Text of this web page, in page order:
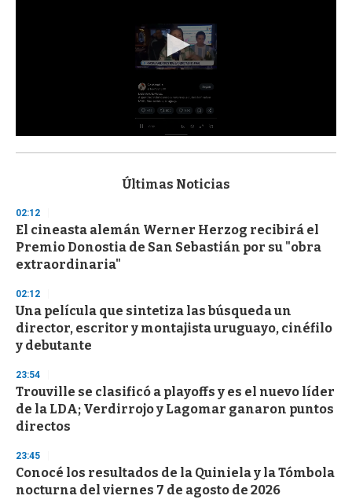
s
d
s
o
f
3
s
e
c
o
n
d
s
Últimas Noticias
02:12
El cineasta alemán Werner Herzog recibirá el
Premio Donostia de San Sebastián por su "obra
extraordinaria"
02:12
Una película que sintetiza las búsqueda un
director, escritor y montajista uruguayo, cinéfilo
y debutante
23:54
Trouville se clasificó a playoffs y es el nuevo líder
de la LDA; Verdirrojo y Lagomar ganaron puntos
directos
23:45
Conocé los resultados de la Quiniela y la Tómbola
nocturna del viernes 7 de agosto de 2026